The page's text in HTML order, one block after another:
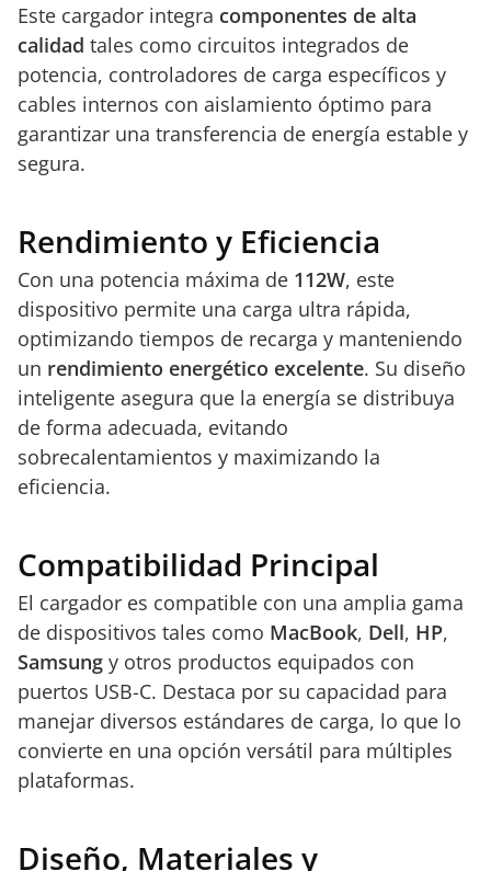
Este cargador integra componentes de alta
calidad tales como circuitos integrados de
potencia, controladores de carga específicos y
cables internos con aislamiento óptimo para
garantizar una transferencia de energía estable y
segura.
Rendimiento y Eficiencia
Con una potencia máxima de 112W, este
dispositivo permite una carga ultra rápida,
optimizando tiempos de recarga y manteniendo
un rendimiento energético excelente. Su diseño
inteligente asegura que la energía se distribuya
de forma adecuada, evitando
sobrecalentamientos y maximizando la
eficiencia.
Compatibilidad Principal
El cargador es compatible con una amplia gama
de dispositivos tales como MacBook, Dell, HP,
Samsung y otros productos equipados con
puertos USB-C. Destaca por su capacidad para
manejar diversos estándares de carga, lo que lo
convierte en una opción versátil para múltiples
plataformas.
Diseño, Materiales y